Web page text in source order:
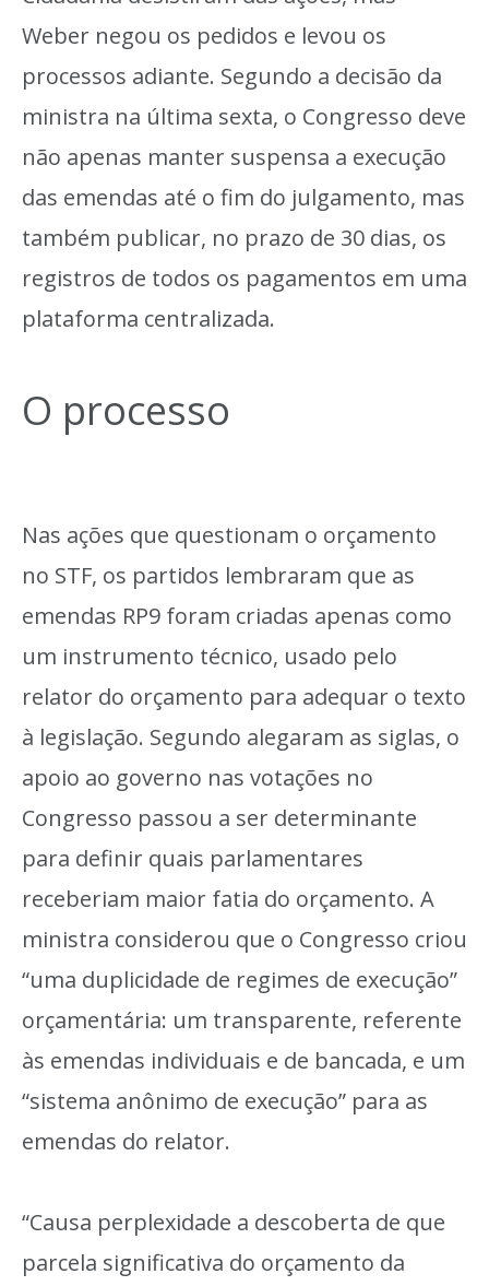
Weber negou os pedidos e levou os
processos adiante. Segundo a decisão da
ministra na última sexta, o Congresso deve
não apenas manter suspensa a execução
das emendas até o fim do julgamento, mas
também publicar, no prazo de 30 dias, os
registros de todos os pagamentos em uma
plataforma centralizada.
O processo
Nas ações que questionam o orçamento
no STF, os partidos lembraram que as
emendas RP9 foram criadas apenas como
um instrumento técnico, usado pelo
relator do orçamento para adequar o texto
à legislação. Segundo alegaram as siglas, o
apoio ao governo nas votações no
Congresso passou a ser determinante
para definir quais parlamentares
receberiam maior fatia do orçamento. A
ministra considerou que o Congresso criou
“uma duplicidade de regimes de execução”
orçamentária: um transparente, referente
às emendas individuais e de bancada, e um
“sistema anônimo de execução” para as
emendas do relator.
“Causa perplexidade a descoberta de que
parcela significativa do orçamento da